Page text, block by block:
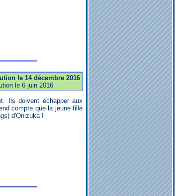
le 14 décembre 2016
le 6 juin 2016
compte que la jeune fille
d'Onizuka !